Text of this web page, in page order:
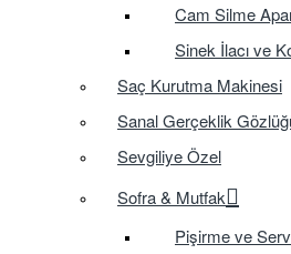
Cam Silme
Sinek İlacı ve
Saç Kurutma Makinesi
Sanal Gerçeklik
Sevgiliye Özel
Sofra & Mutfak
Pişirme ve